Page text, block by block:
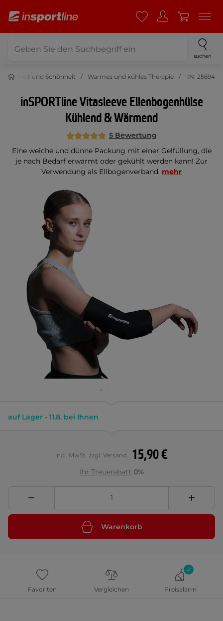
suchen
und Schönheit Warmes und kühles Therapie IN: 25694
inSPORTline Vitasleeve Ellenbogenhülse
Kühlend & Wärmend
5 Bewertung
Eine weiche und dünne Packung mit einer Gelfüllung, die
je nach Bedarf erwärmt oder gekühlt werden kann! Zur
Verwendung als Ellbogenverband. mehr
auf Lager - 11.8. bei Ihnen
15,90 €
incl. MwSt. zzgl. Versand
Ihr Treuerabatt 0%
Warenkorb
Favoriten Vergleichen Preisalarm